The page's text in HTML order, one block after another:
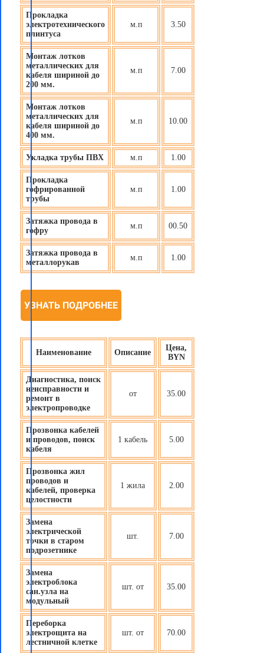
Прокладка
электротехнического
плинтуса
м.п 3.50
Монтаж лотков
металлических для
кабеля шириной до
200 мм.
м.п 7.00
Монтаж лотков
металлических для
кабеля шириной до
400 мм.
м.п 10.00
Укладка трубы ПВХ м.п 1.00
Прокладка
гофрированной
трубы
м.п 1.00
Затяжка провода в
гофру
м.п 00.50
Затяжка провода в
металлорукав
м.п 1.00
УЗНАТЬ ПОДРОБНЕЕ
Наименование Описание
Цена,
BYN
Диагностика, поиск
неисправности и
ремонт в
электропроводке
от 35.00
Прозвонка кабелей
и проводов, поиск
кабеля
1 кабель 5.00
Прозвонка жил
проводов и
кабелей, проверка
целостности
1 жила 2.00
Замена
электрической
точки в старом
подрозетнике
шт. 7.00
Замена
электроблока
сан.узла на
модульный
шт. от 35.00
Переборка
электрощита на
лестничной клетке
шт. от 70.00